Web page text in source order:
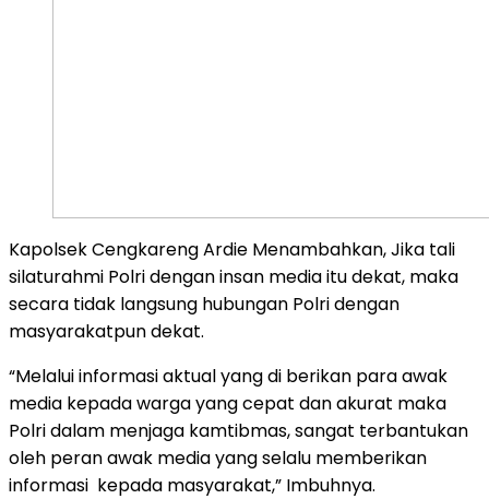
Kapolsek Cengkareng Ardie Menambahkan, Jika tali
silaturahmi Polri dengan insan media itu dekat, maka
secara tidak langsung hubungan Polri dengan
masyarakatpun dekat.
“Melalui informasi aktual yang di berikan para awak
media kepada warga yang cepat dan akurat maka
Polri dalam menjaga kamtibmas, sangat terbantukan
oleh peran awak media yang selalu memberikan
informasi kepada masyarakat,” Imbuhnya.